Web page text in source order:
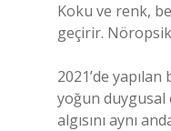
Koku ve renk,
geçirir.
2021’de
yoğun duygusal
algısını aynı